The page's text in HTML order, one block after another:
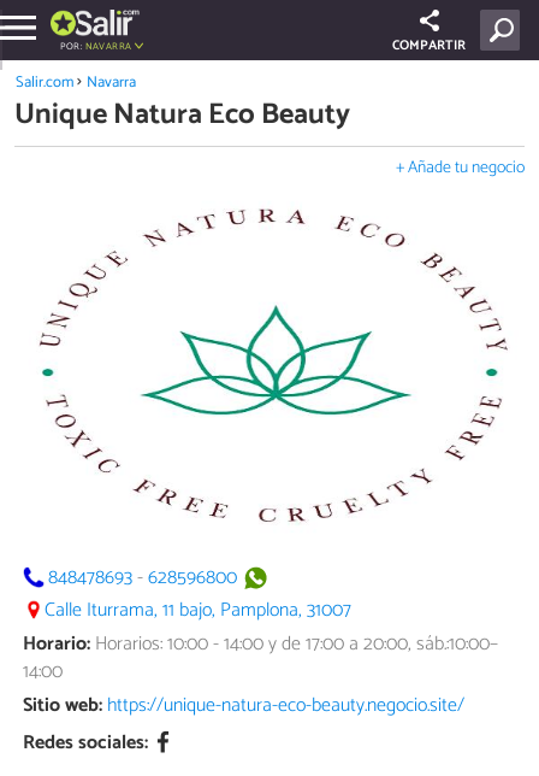
POR: NAVARRA COMPARTIR
Salir.com Navarra
Unique Natura Eco Beauty
+ Añade tu negocio
848478693-628596800
Calle Iturrama, 11 bajo, Pamplona, 31007
Horario:Horarios: 10:00 - 14:00 y de 17:00 a 20:00, sáb.:10:00–
14:00
Sitio web:https://unique-natura-eco-beauty.negocio.site/
Redes sociales: